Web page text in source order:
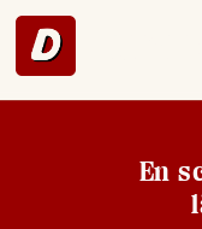
En